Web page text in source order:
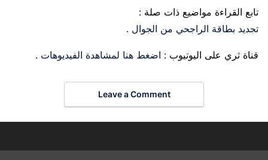
تابع القراءة مواضيع ذات صلة :
تجديد بطاقة الراجحي من الجوال .
قناة ثري على اليوتيوب : اضغط هنا لمشاهدة الفيديوهات .
Leave a Comment